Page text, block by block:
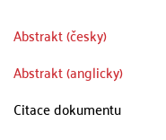
Abstrakt (česky)
Abstrakt (anglicky)
Citace dokumentu